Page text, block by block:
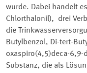
wurde. Dabei handelt
Chlorthalonil), drei
die
Butylbenzol, Di-tert-
oxaspiro(4,5)deca-6,9-
Substanz, die als